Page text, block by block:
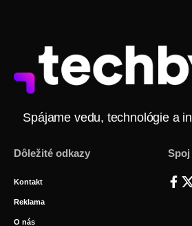
Spájame vedu, technológie a
Dôležité odkazy
Kontakt
Reklama
O nás
Spoj